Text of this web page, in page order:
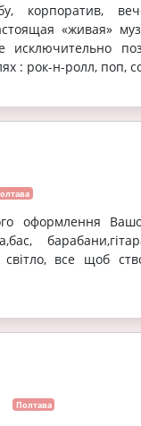
корпоратив,
«живая»
: рок-н-ролл, поп,
оформлення
світло, все щоб
Полтава